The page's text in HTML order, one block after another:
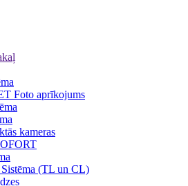
Foto aprīkojums
kameras
(TL un CL)